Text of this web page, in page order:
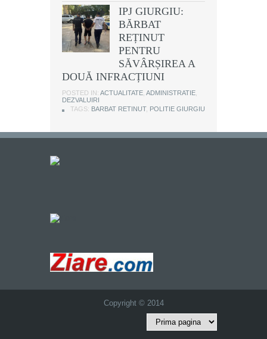
IPJ GIURGIU:
BĂRBAT
REȚINUT
PENTRU
SĂVÂRȘIREA A
DOUĂ INFRACȚIUNI
POSTED IN: ACTUALITATE ADMINISTRATIE
DEZVALUIRI
TAGS: BARBAT RETINUT, POLITIE GIURGIU
Copyright © 2014